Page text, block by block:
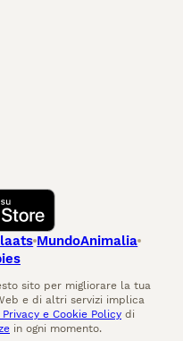
MundoAnimalia
sito per migliorare la tua
e di altri servizi implica
Privacy e Cookie Policy di
in ogni momento.